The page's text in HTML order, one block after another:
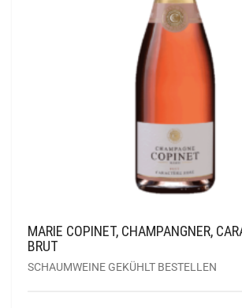
MARIE COPINET, CHAMPANGNER,
BRUT
SCHAUMWEINE GEKÜHLT BESTELLEN